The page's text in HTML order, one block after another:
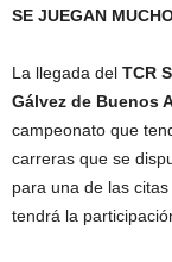
SE JUEGAN
La llegada del TCR
Gálvez de Buenos
campeonato que
carreras que se
para una de las
tendrá la